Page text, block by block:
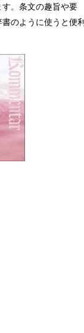
。条文の趣旨や要
のように使うと便利